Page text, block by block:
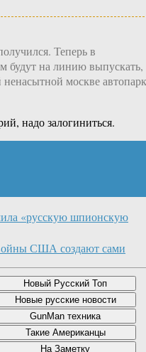
Теперь в
будут на линию выпускать,
москве автопарк
надо залогиниться.
«русскую шпионскую
США создают сами